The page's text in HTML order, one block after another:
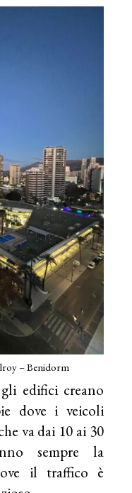
– Benidorm
edifici creano
dove i veicoli
va dai 10 ai 30
sempre la
il traffico è